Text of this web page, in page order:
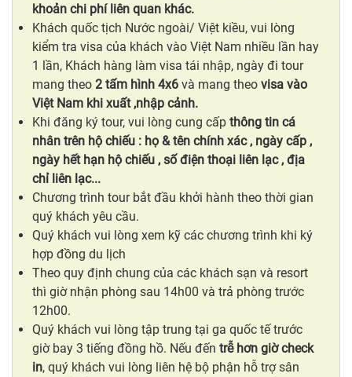
khoản chi phí liên quan khác.
Khách quốc tịch Nước ngoài/ Việt kiều, vui lòng
kiểm tra visa của khách vào Việt Nam nhiều lần hay
1 lần, Khách hàng làm visa tái nhập, ngày đi tour
mang theo 2 tấm hình 4x6 và mang theo visa vào
Việt Nam khi xuất ,nhập cảnh.
Khi đăng ký tour, vui lòng cung cấp thông tin cá
nhân trên hộ chiếu : họ & tên chính xác , ngày cấp ,
ngày hết hạn hộ chiếu , số điện thoại liên lạc , địa
chỉ liên lạc...
Chương trình tour bắt đầu khởi hành theo thời gian
quý khách yêu cầu.
Quý khách vui lòng xem kỹ các chương trình khi ký
hợp đồng du lịch
Theo quy định chung của các khách sạn và resort
thì giờ nhận phòng sau 14h00 và trả phòng trước
12h00.
Quý khách vui lòng tập trung tại ga quốc tế trước
giờ bay 3 tiếng đồng hồ. Nếu đến trễ hơn giờ check
in, quý khách vui lòng liên hệ bộ phận hỗ trợ sân